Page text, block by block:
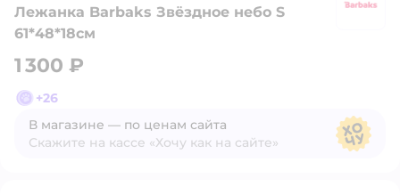
Лежанка Barbaks Звёздное небо S
61*48*18см
1 300 ₽
+26
В магазине — по ценам сайта
Скажите на кассе «Хочу как на сайте»